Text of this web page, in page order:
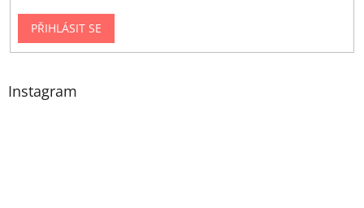
PŘIHLÁSIT SE
Instagram